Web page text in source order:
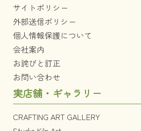
サイトポリシー
外部送信ポリシー
個人情報保護について
会社案内
お詫びと訂正
お問い合わせ
実店舗・ギャラリー
CRAFTING ART GALLERY